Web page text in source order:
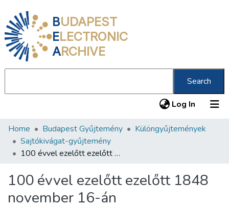
BUDAPEST
ELECTRONIC
ARCHIVE
Search
Log In (current)
Communities & Collections
All of DSpace
Home Budapest Gyűjtemény
Különgyűjtemények
Sajtókivágat-gyűjtemény
100 évvel ezelőtt ezelőtt 1848 november 16-án
100 évvel ezelőtt ezelőtt 1848
november 16-án